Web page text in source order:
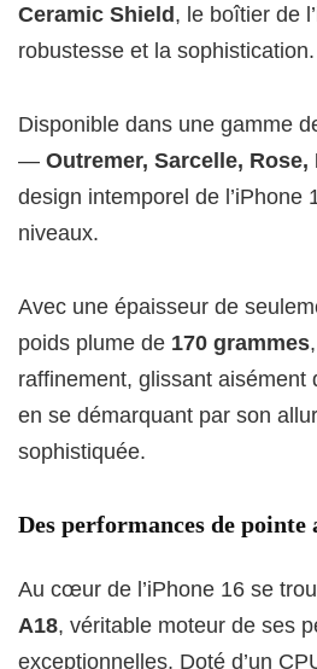
Ceramic Shield , le boîtier de
robustesse et la sophistication.
Disponible dans une gamme
— Outremer, Sarcelle,
design intemporel de l’iPhone
niveaux.
Avec une épaisseur de
poids plume de 170 grammes
raffinement, glissant aisément
en se démarquant par son
sophistiquée.
Des performances de pointe
Au cœur de l’iPhone 16 se
A18, véritable moteur de ses
exceptionnelles. Doté d’un